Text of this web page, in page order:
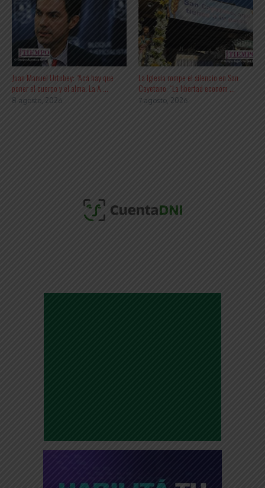
Juan Manuel Urtubey: “Acá hay que
poner el cuerpo y el alma. La A ...
8 agosto, 2026
La Iglesia rompe el silencio en San
Cayetano: “La libertad económ ...
7 agosto, 2026